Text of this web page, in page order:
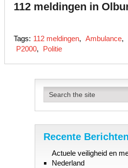
112 meldingen in
Tags: 112 meldingen, Ambulance,
P2000, Politie
Recente Berichten
Actuele veiligheid en
Nederland